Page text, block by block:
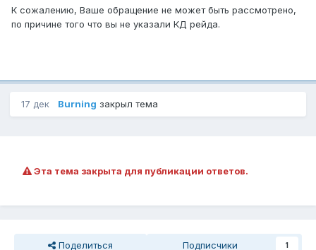
К сожалению, Ваше обращение не может быть рассмотрено,
по причине того что вы не указали КД рейда.
17 дек Burning закрыл тема
Эта тема закрыта для публикации ответов.
Поделиться Подписчики 1